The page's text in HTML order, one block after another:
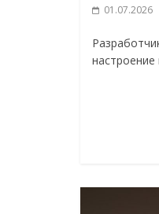
01.07.2026
настроение